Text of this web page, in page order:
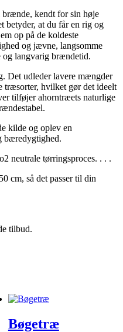
kendt for sin høje
at du får en rig og
op på de koldeste
og jævne, langsomme
langvarig brændetid.
Det udleder lavere mængder
træsorter, hvilket gør det ideelt
tilføjer ahorntræets naturlige
kilde og oplev en
bæredygtighed.
neutrale tørringsproces. . . .
cm, så det passer til din
tilbud.
Bøgetræ